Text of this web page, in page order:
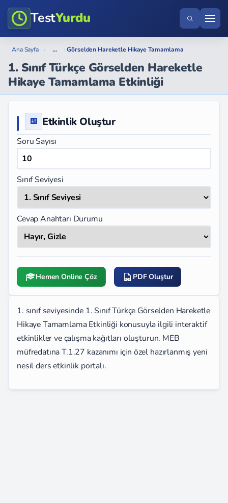
TestYurdu
Ana Sayfa › ... › Görselden Hareketle Hikaye Tamamlama
1. Sınıf Türkçe Görselden Hareketle
Hikaye Tamamlama Etkinliği
Etkinlik Oluştur
Soru Sayısı
Sınıf Seviyesi
Cevap Anahtarı Durumu
Hemen Online Çöz PDF Oluştur
1. sınıf seviyesinde 1. Sınıf Türkçe Görselden Hareketle
Hikaye Tamamlama Etkinliği konusuyla ilgili interaktif
etkinlikler ve çalışma kağıtları oluşturun. MEB
müfredatına T.1.27 kazanımı için özel hazırlanmış yeni
nesil ders etkinlik portalı.